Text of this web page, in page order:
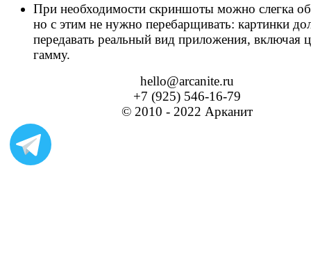
При необходимости скриншоты можно слегка
но с этим не нужно перебарщивать: картинки
передавать реальный вид приложения, включая
гамму.
hello@arcanite.ru
+7 (925) 546-16-79
© 2010 - 2022 Арканит